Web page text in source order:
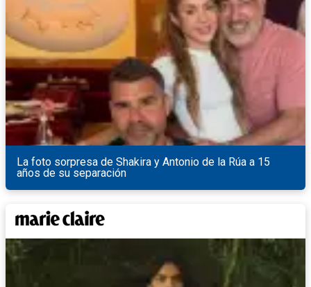
La foto sorpresa de Shakira y Antonio de la Rúa a 15
años de su separación